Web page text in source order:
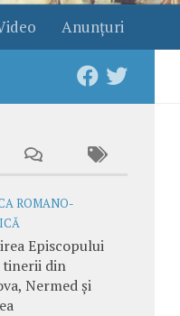
Anunţuri
ROMANO-
Episcopului
tinerii din
Nermed și